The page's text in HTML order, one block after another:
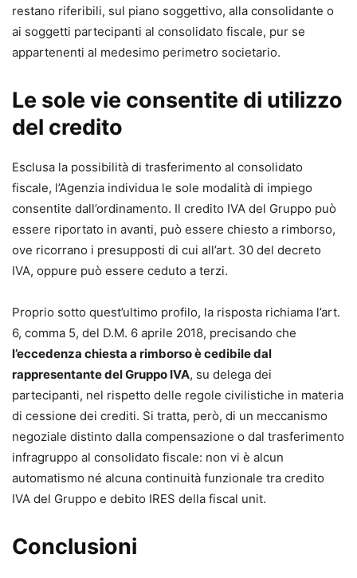
restano riferibili, sul piano soggettivo, alla consolidante o
ai soggetti partecipanti al consolidato fiscale, pur se
appartenenti al medesimo perimetro societario.
Le sole vie consentite di utilizzo
del credito
Esclusa la possibilità di trasferimento al consolidato
fiscale, l’Agenzia individua le sole modalità di impiego
consentite dall’ordinamento. Il credito IVA del Gruppo può
essere riportato in avanti, può essere chiesto a rimborso,
ove ricorrano i presupposti di cui all’art. 30 del decreto
IVA, oppure può essere ceduto a terzi.
Proprio sotto quest’ultimo profilo, la risposta richiama l’art.
6, comma 5, del D.M. 6 aprile 2018, precisando che
l’eccedenza chiesta a rimborso è cedibile dal
rappresentante del Gruppo IVA, su delega dei
partecipanti, nel rispetto delle regole civilistiche in materia
di cessione dei crediti. Si tratta, però, di un meccanismo
negoziale distinto dalla compensazione o dal trasferimento
infragruppo al consolidato fiscale: non vi è alcun
automatismo né alcuna continuità funzionale tra credito
IVA del Gruppo e debito IRES della fiscal unit.
Conclusioni